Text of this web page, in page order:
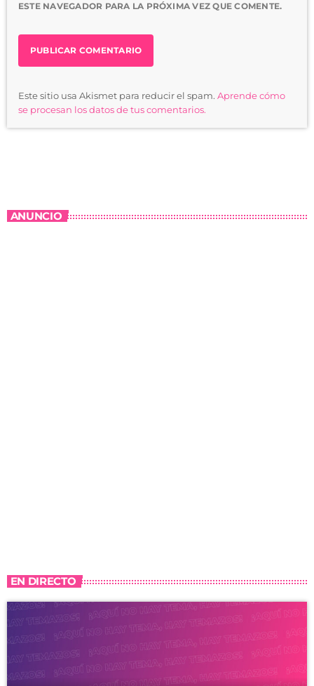
ESTE NAVEGADOR PARA LA PRÓXIMA VEZ QUE COMENTE.
Este sitio usa Akismet para reducir el spam. Aprende cómo
se procesan los datos de tus comentarios.
ANUNCIO
EN DIRECTO